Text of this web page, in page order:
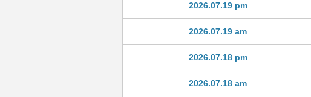
2026.07.19 pm
2026.07.19 am
2026.07.18 pm
2026.07.18 am